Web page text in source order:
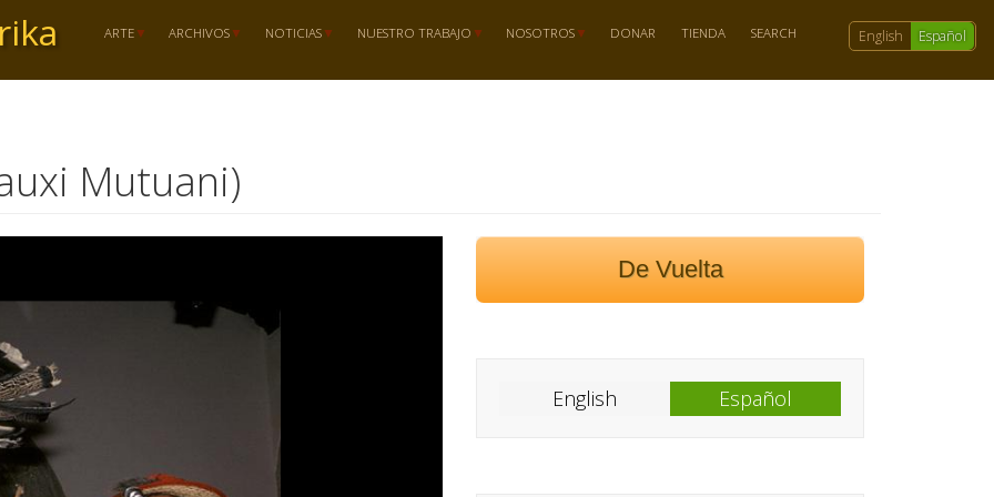
ARTE ARCHIVOS NOTICIAS NUESTRO TRABAJO NOSOTROS DONAR TIENDA SEARCH English Español
Mutuani)
De Vuelta
English Español